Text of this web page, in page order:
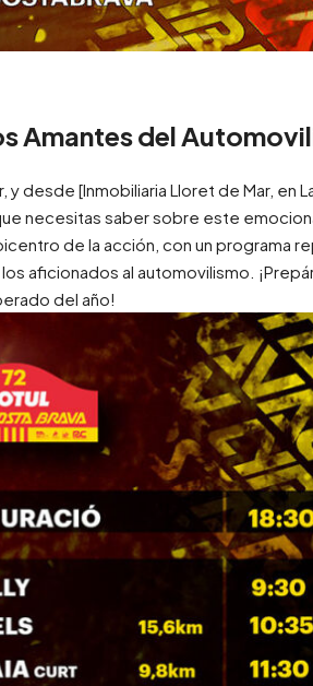
Amantes del
desde [Inmobiliaria Lloret de Mar, en La
necesitas saber sobre este
de la acción, con un programa
aficionados al automovilismo.
del año!